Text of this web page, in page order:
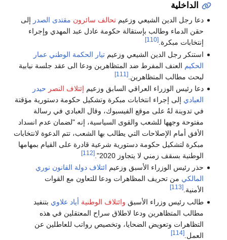
الداخلية
دعا رجل الدين الشيعي وزعيمتحالف سائرون مقتدى الصدر إلى
حقن الدماء وطالب بإستقالة حكومة عادل عبد المهدي وإجراء
إنتخابات مبكرة.[110]
استنكر رجل الدين الشيعي وزعيمتيار الحكمة الوطني عمار
الحكيم العنف المفرط ضد المتظاهرين ودعا الى عقد جلسة نيابية
لبحث مطالب المتظاهرين.[111]
دعا رئيس الوزراء العراقي السابق وزعيم إئتلاف النصر حيدر
العبادي إلى إجراء انتخابات مبكرة وتشكيل حكومة دستورية مؤقتة
في تدوينة لهُ على موقع الفيسبوك، وقال العبادي في رسالة
مفتوحة وجهها للشعب والقوى السياسية، إنه "لضمان عدم انسداد
الأفق أمام الإصلاحات التي يطالب بها الشعب، تتم الدعوة لانتخابات
مبكرة لتشكيل حكومة دستورية شرعية قادرة على القيام بمهامها
الوطنية بسقف زمني لا يتجاوز 2020".
[112]
حذر رئيس الوزراء الأسبق وزعيم ائتلاف دولة القانون نوري
المالكي من تحريف المظاهرات ودعا للتعاون مع القوات
الأمنية.[113]
طالب رئيس وزراء الأسبق وائتلاف الوطنية أياد علاوي بتنفيد
مطالب المتظاهرين ودعا لاطلاق سراح المعتقلين في هذه
التظاهرات وتعويض الضحايا، وتخصيص رواتب للعاطلين عن
العمل.[114]